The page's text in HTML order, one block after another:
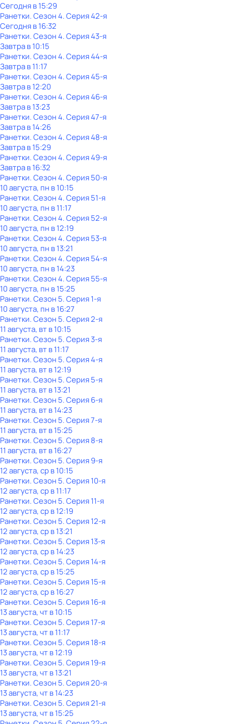
Сегодня в 15:29
Ранетки. Сезон 4. Серия 42-я
Сегодня в 16:32
Ранетки. Сезон 4. Серия 43-я
Завтра в 10:15
Ранетки. Сезон 4. Серия 44-я
Завтра в 11:17
Ранетки. Сезон 4. Серия 45-я
Завтра в 12:20
Ранетки. Сезон 4. Серия 46-я
Завтра в 13:23
Ранетки. Сезон 4. Серия 47-я
Завтра в 14:26
Ранетки. Сезон 4. Серия 48-я
Завтра в 15:29
Ранетки. Сезон 4. Серия 49-я
Завтра в 16:32
Ранетки. Сезон 4. Серия 50-я
10 августа, пн в 10:15
Ранетки. Сезон 4. Серия 51-я
10 августа, пн в 11:17
Ранетки. Сезон 4. Серия 52-я
10 августа, пн в 12:19
Ранетки. Сезон 4. Серия 53-я
10 августа, пн в 13:21
Ранетки. Сезон 4. Серия 54-я
10 августа, пн в 14:23
Ранетки. Сезон 4. Серия 55-я
10 августа, пн в 15:25
Ранетки. Сезон 5. Серия 1-я
10 августа, пн в 16:27
Ранетки. Сезон 5. Серия 2-я
11 августа, вт в 10:15
Ранетки. Сезон 5. Серия 3-я
11 августа, вт в 11:17
Ранетки. Сезон 5. Серия 4-я
11 августа, вт в 12:19
Ранетки. Сезон 5. Серия 5-я
11 августа, вт в 13:21
Ранетки. Сезон 5. Серия 6-я
11 августа, вт в 14:23
Ранетки. Сезон 5. Серия 7-я
11 августа, вт в 15:25
Ранетки. Сезон 5. Серия 8-я
11 августа, вт в 16:27
Ранетки. Сезон 5. Серия 9-я
12 августа, ср в 10:15
Ранетки. Сезон 5. Серия 10-я
12 августа, ср в 11:17
Ранетки. Сезон 5. Серия 11-я
12 августа, ср в 12:19
Ранетки. Сезон 5. Серия 12-я
12 августа, ср в 13:21
Ранетки. Сезон 5. Серия 13-я
12 августа, ср в 14:23
Ранетки. Сезон 5. Серия 14-я
12 августа, ср в 15:25
Ранетки. Сезон 5. Серия 15-я
12 августа, ср в 16:27
Ранетки. Сезон 5. Серия 16-я
13 августа, чт в 10:15
Ранетки. Сезон 5. Серия 17-я
13 августа, чт в 11:17
Ранетки. Сезон 5. Серия 18-я
13 августа, чт в 12:19
Ранетки. Сезон 5. Серия 19-я
13 августа, чт в 13:21
Ранетки. Сезон 5. Серия 20-я
13 августа, чт в 14:23
Ранетки. Сезон 5. Серия 21-я
13 августа, чт в 15:25